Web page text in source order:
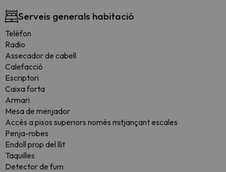
Serveis generals habitació
Telèfon
Radio
Assecador de cabell
Calefacció
Escriptori
Caixa forta
Armari
Mesa de menjador
Accés a pisos superiors només mitjançant escales
Penja-robes
Endoll prop del llit
Taquilles
Detector de fum